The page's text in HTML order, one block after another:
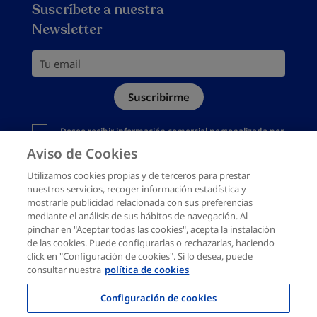
articuladas
Política de devoluciones
Política de privacidad
Mapa del sitio
Suscríbete a nuestra
Newsletter
Tu email
Suscribirme
Debes aceptar la política de privacidad
Deseo recibir información comercial personalizada por
email según la
Aviso de Cookies
Utilizamos cookies propias y de terceros para prestar
nuestros servicios, recoger información estadística y
mostrarle publicidad relacionada con sus preferencias
mediante el análisis de sus hábitos de navegación. Al
pinchar en "Aceptar todas las cookies", acepta la instalación
de las cookies. Puede configurarlas o rechazarlas, haciendo
click en "Configuración de cookies". Si lo desea, puede
consultar nuestra política de cookies
Configuración de cookies